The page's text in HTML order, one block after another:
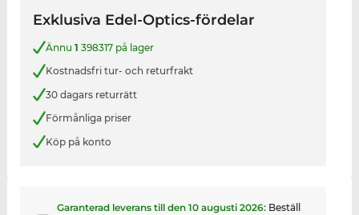
Exklusiva Edel-Optics-fördelar
Ännu 1 398317 på lager
Kostnadsfri tur- och returfrakt
30 dagars returrätt
Förmånliga priser
Köp på konto
Garanterad leverans till den 10 augusti 2026: Beställ